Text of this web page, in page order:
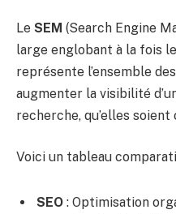
Le SEM (Search Engine
large englobant à la fois
représente l’ensemble
augmenter la visibilité
recherche, qu’elles
Voici un tableau
SEO : Optimisation